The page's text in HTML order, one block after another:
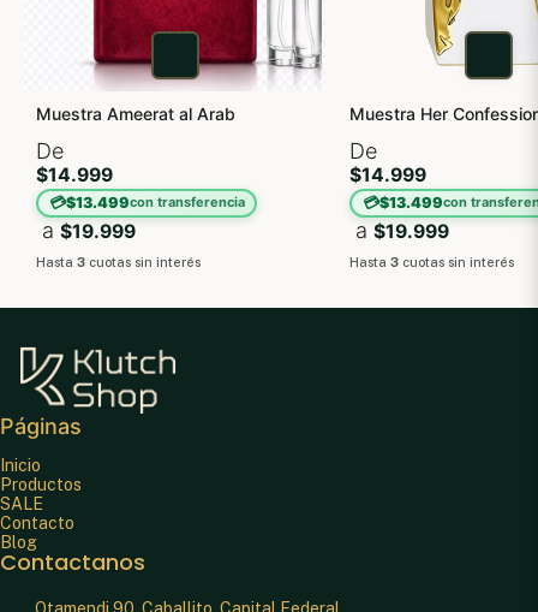
Muestra Ameerat al Arab
De
$14.999
💳$13.499con transferencia
a $19.999
Hasta 3 cuotas sin interés
Muestra Her
De
$14.999
💳$13.499con
a $19.999
Hasta3 cuotas sin interés
Páginas
Inicio
Productos
SALE
Contacto
Blog
Contactanos
Otamendi 90, Caballito, Capital Federal